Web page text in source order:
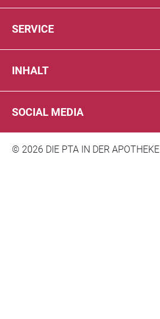
SERVICE
INHALT
SOCIAL MEDIA
© 2026 DIE PTA IN DER APOTHEKE